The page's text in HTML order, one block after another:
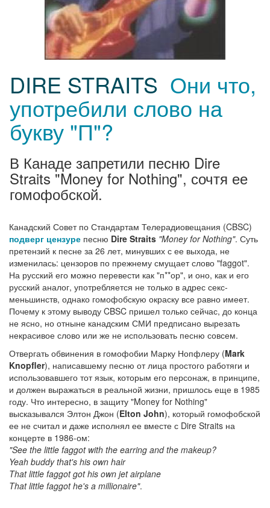
DIRE STRAITS Они что,
употребили слово на
букву "П"?
В Канаде запретили песню Dire
Straits "Money for Nothing", сочтя ее
гомофобской.
Канадский Совет по Стандартам Телерадиовещания (CBSC)
подверг цензуре песню Dire Straits "Money for Nothing". Суть
претензий к песне за 26 лет, минувших с ее выхода, не
изменилась: цензоров по прежнему смущает слово "faggot".
На русский его можно перевести как "п**ор", и оно, как и его
русский аналог, употребляется не только в адрес секс-
меньшинств, однако гомофобскую окраску все равно имеет.
Почему к этому выводу CBSC пришел только сейчас, до конца
не ясно, но отныне канадским СМИ предписано вырезать
некрасивое слово или же не использовать песню совсем.
Отвергать обвинения в гомофобии Марку Нопфлеру (Mark
Knopfler), написавшему песню от лица простого работяги и
использовавшего тот язык, которым его персонаж, в принципе,
и должен выражаться в реальной жизни, пришлось еще в 1985
году. Что интересно, в защиту "Money for Nothing"
высказывался Элтон Джон (Elton John), который гомофобской
ее не считал и даже исполнял ее вместе с Dire Straits на
концерте в 1986-ом:
"See the little faggot with the earring and the makeup?
Yeah buddy that's his own hair
That little faggot got his own jet airplane
That little faggot he's a millionaire".